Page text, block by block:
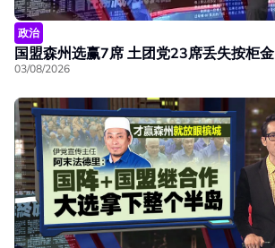
政治
国盟森州选赢7席 土团党23席丢失按柜金
03/08/2026